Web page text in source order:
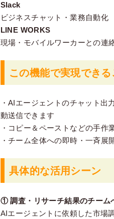
Slack
ビジネスチャット・業務自動化
LINE WORKS
現場・モバイルワーカーとの連
この機能で実現できる
・AIエージェントのチャット出
動送信できます
・コピー＆ペーストなどの手
・チーム全体への即時・一斉
具体的な活用シーン
① 調査・リサーチ結果のチーム
AIエージェントに依頼した市場